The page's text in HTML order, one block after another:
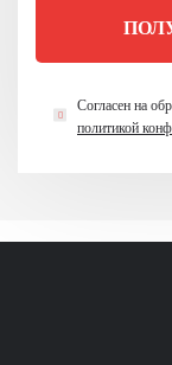
Согласен на
политикой